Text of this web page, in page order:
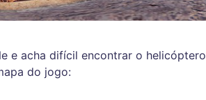
e acha difícil encontrar o
do jogo: